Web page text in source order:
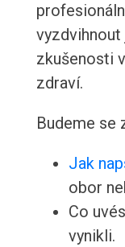
zkušenosti
zdraví.
Budeme se
Jak
obor
Co
vynikli.